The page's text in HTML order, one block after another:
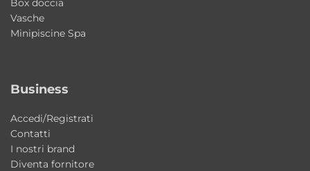
facilità di pulizia, ottimo isolamento termico
e una lunga durata nel tempo.
propria casa una vasca elegante, versatile e
progettata per durare nel tempo. La
possibilità di installazione in nicchia, angolo o
Vasche
Minipiscine Spa
Business
Accedi/Registrati
Contatti
I nostri brand
Diventa fornitore